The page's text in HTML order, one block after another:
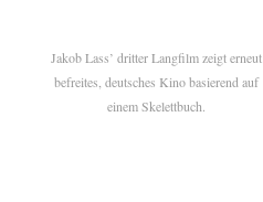
Jakob Lass’ dritter Langfilm zeigt erneut
befreites, deutsches Kino basierend auf
einem Skelettbuch.